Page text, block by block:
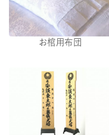
お棺用布団